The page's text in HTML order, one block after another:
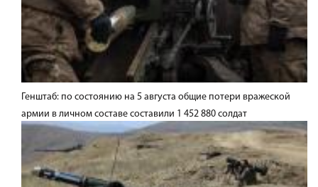
Генштаб: по состоянию на 5 августа общие потери вражеской
армии в личном составе составили 1 452 880 солдат